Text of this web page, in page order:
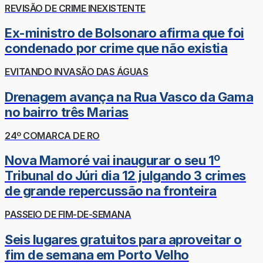
REVISÃO DE CRIME INEXISTENTE
Ex-ministro de Bolsonaro afirma que foi
condenado por crime que não existia
EVITANDO INVASÃO DAS ÁGUAS
Drenagem avança na Rua Vasco da Gama
no bairro três Marias
24º COMARCA DE RO
Nova Mamoré vai inaugurar o seu 1º
Tribunal do Júri dia 12 julgando 3 crimes
de grande repercussão na fronteira
PASSEIO DE FIM-DE-SEMANA
Seis lugares gratuitos para aproveitar o
fim de semana em Porto Velho